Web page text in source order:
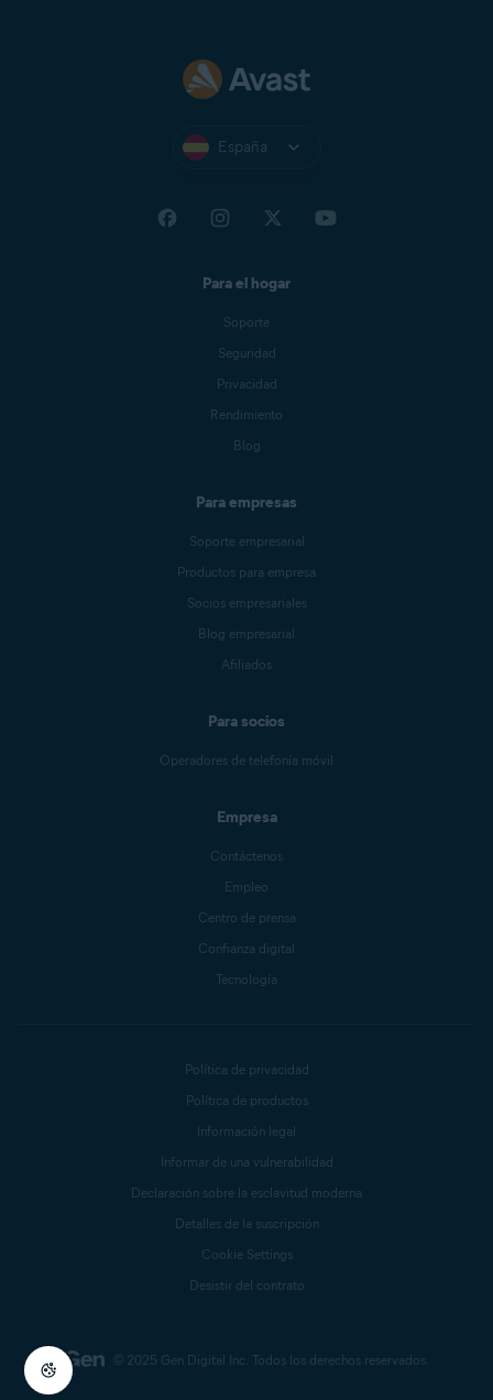
España
Para el hogar
Soporte
Seguridad
Privacidad
Rendimiento
Blog
Para empresas
Soporte empresarial
Productos para empresa
Socios empresariales
Blog empresarial
Afiliados
Para socios
Operadores de telefonía móvil
Empresa
Contáctenos
Empleo
Centro de prensa
Confianza digital
Tecnología
© 2025 Gen Digital Inc. Todos los derechos reservados.
Política de privacidad
Política de productos
Información legal
Informar de una vulnerabilidad
Declaración sobre la esclavitud moderna
Detalles de la suscripción
Cookie Settings
Desistir del contrato